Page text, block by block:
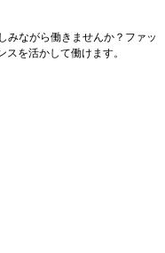
みながら働きませんか？ファッ
を活かして働けます。